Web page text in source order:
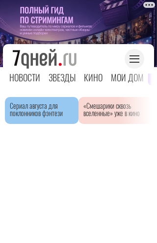
НОВОСТИ ЗВЕЗДЫ КИНО МОЙ ДОМ
Сериал августа для
поклонников фэнтези
«Смешарики сквозь
вселенные» уже в кино